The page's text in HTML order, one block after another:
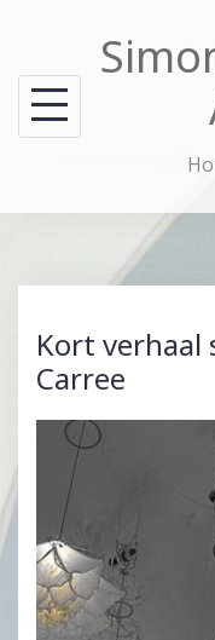
content
Kort verhaal
Carree